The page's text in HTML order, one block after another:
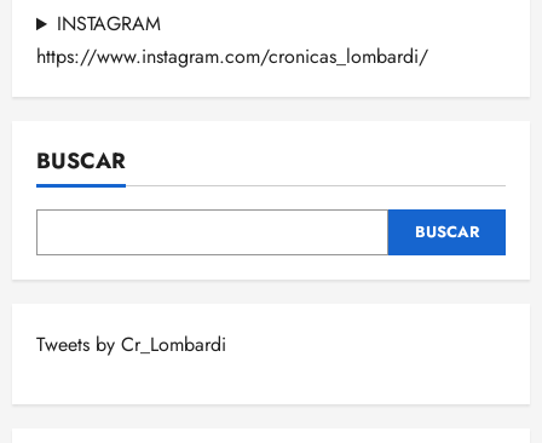
INSTAGRAM
https://www.instagram.com/cronicas_lombardi/
BUSCAR
BUSCAR
Tweets by Cr_Lombardi